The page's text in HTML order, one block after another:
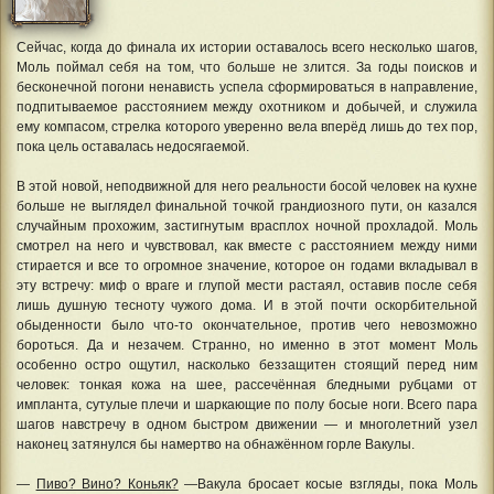
Сейчас, когда до финала их истории оставалось всего несколько шагов,
Моль поймал себя на том, что больше не злится. За годы поисков и
бесконечной погони ненависть успела сформироваться в направление,
подпитываемое расстоянием между охотником и добычей, и служила
ему компасом, стрелка которого уверенно вела вперёд лишь до тех пор,
пока цель оставалась недосягаемой.
В этой новой, неподвижной для него реальности босой человек на кухне
больше не выглядел финальной точкой грандиозного пути, он казался
случайным прохожим, застигнутым врасплох ночной прохладой. Моль
смотрел на него и чувствовал, как вместе с расстоянием между ними
стирается и все то огромное значение, которое он годами вкладывал в
эту встречу: миф о враге и глупой мести растаял, оставив после себя
лишь душную тесноту чужого дома. И в этой почти оскорбительной
обыденности было что-то окончательное, против чего невозможно
бороться. Да и незачем. Странно, но именно в этот момент Моль
особенно остро ощутил, насколько беззащитен стоящий перед ним
человек: тонкая кожа на шее, рассечённая бледными рубцами от
импланта, сутулые плечи и шаркающие по полу босые ноги. Всего пара
шагов навстречу в одном быстром движении — и многолетний узел
наконец затянулся бы намертво на обнажённом горле Вакулы.
— Пиво? Вино? Коньяк?—Вакула бросает косые взгляды, пока Моль